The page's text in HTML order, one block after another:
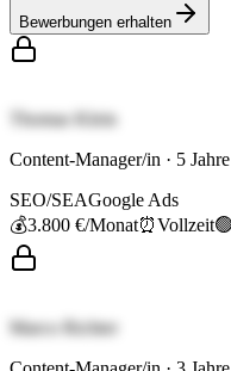
Bewerbungen erhalten
Thomas Klein
Content-Manager/in · 5
SEO/SEAGoogle Ads
💰3.800 €/Monat⏰Vollzeit🟢
Marco Richter